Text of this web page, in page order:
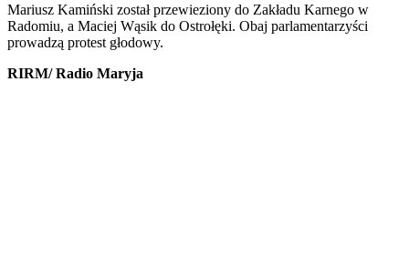
Mariusz Kamiński został przewieziony do Zakładu Karnego w
Radomiu, a Maciej Wąsik do Ostrołęki. Obaj parlamentarzyści
prowadzą protest głodowy.
RIRM/ Radio Maryja